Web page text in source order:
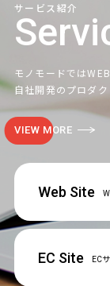
サービス紹介
モノモードでは
自社開発のプロダク
VIEW MORE
Web Site
EC Site EC